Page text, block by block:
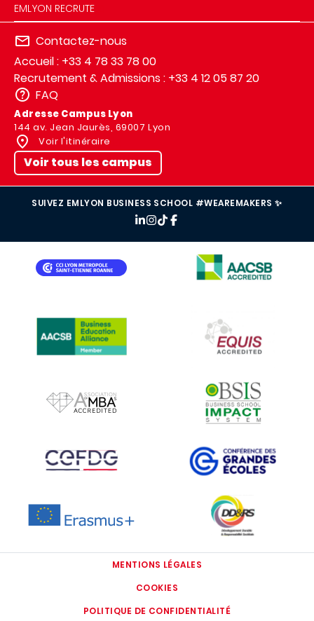
EMLYON RECRUTE
Contactez-nous
Accueil : +33 4 78 33 78 00
Recrutement & Admissions : +33 4 12 05 87 20
FAQ
Adresse Campus Lyon
144 av. Jean Jaurès, 69007 Lyon
Voir l'itinéraire
Voir tous les campus
SUIVEZ EMLYON BUSINESS SCHOOL #WEAREMAKERS ✨
IMAGE
IMAGE
IMAGE
IMAGE
IMAGE IMAGE
MENTIONS LÉGALES
COOKIES
POLITIQUE DE CONFIDENTIALITÉ